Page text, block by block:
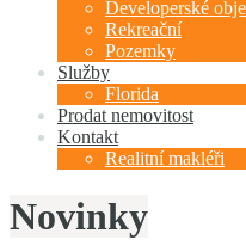
Developerské
Rekreační
Pozemky
Služby
Florida
Prodat nemovitost
Kontakt
Realitní makléři
Novinky